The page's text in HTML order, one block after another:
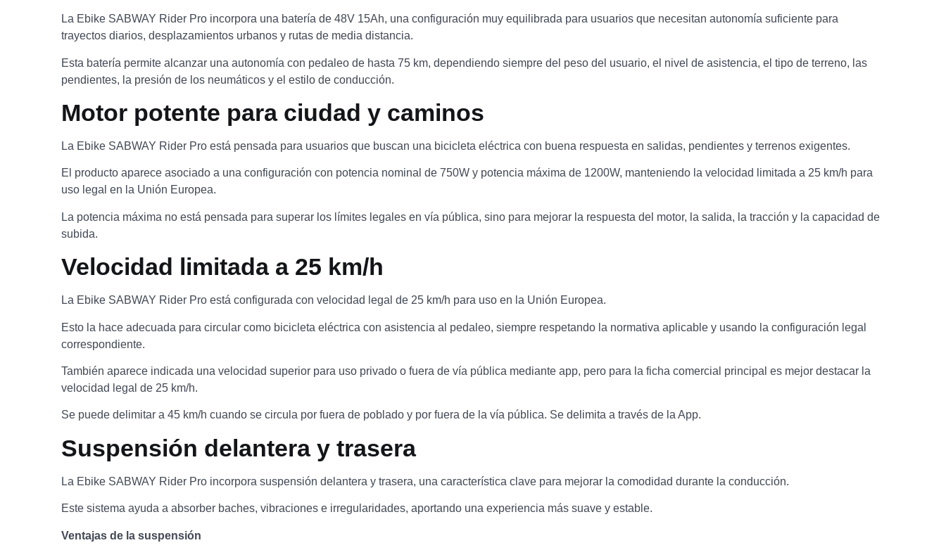
La Ebike SABWAY Rider Pro incorpora una batería de 48V 15Ah, una configuración muy equilibrada para usuarios que necesitan autonomía suficiente para
trayectos diarios, desplazamientos urbanos y rutas de media distancia.
Esta batería permite alcanzar una autonomía con pedaleo de hasta 75 km, dependiendo siempre del peso del usuario, el nivel de asistencia, el tipo de terreno, las
pendientes, la presión de los neumáticos y el estilo de conducción.
Motor potente para ciudad y caminos
La Ebike SABWAY Rider Pro está pensada para usuarios que buscan una bicicleta eléctrica con buena respuesta en salidas, pendientes y terrenos exigentes.
El producto aparece asociado a una configuración con potencia nominal de 750W y potencia máxima de 1200W, manteniendo la velocidad limitada a 25 km/h para
uso legal en la Unión Europea.
La potencia máxima no está pensada para superar los límites legales en vía pública, sino para mejorar la respuesta del motor, la salida, la tracción y la capacidad de
subida.
Velocidad limitada a 25 km/h
La Ebike SABWAY Rider Pro está configurada con velocidad legal de 25 km/h para uso en la Unión Europea.
Esto la hace adecuada para circular como bicicleta eléctrica con asistencia al pedaleo, siempre respetando la normativa aplicable y usando la configuración legal
correspondiente.
También aparece indicada una velocidad superior para uso privado o fuera de vía pública mediante app, pero para la ficha comercial principal es mejor destacar la
velocidad legal de 25 km/h.
Se puede delimitar a 45 km/h cuando se circula por fuera de poblado y por fuera de la vía pública. Se delimita a través de la App.
Suspensión delantera y trasera
La Ebike SABWAY Rider Pro incorpora suspensión delantera y trasera, una característica clave para mejorar la comodidad durante la conducción.
Este sistema ayuda a absorber baches, vibraciones e irregularidades, aportando una experiencia más suave y estable.
Ventajas de la suspensión